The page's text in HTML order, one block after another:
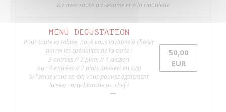
Riz avec sauce au sésame et à la ciboulette
MENU DEGUSTATION
Pour toute la tablée, nous vous invitons à choisir
parmi les spécialités de la carte :
3 entrées // 2 plats // 1 dessert
ou : 4 entrées // 2 plats (dessert en sus)
Si l'envie vous en dit, vous pouvez également
laisser carte blanche au chef !
50,00
EUR